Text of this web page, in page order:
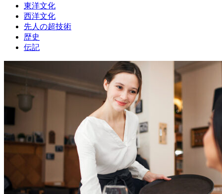
東洋文化
西洋文化
先人の超技術
歴史
伝記